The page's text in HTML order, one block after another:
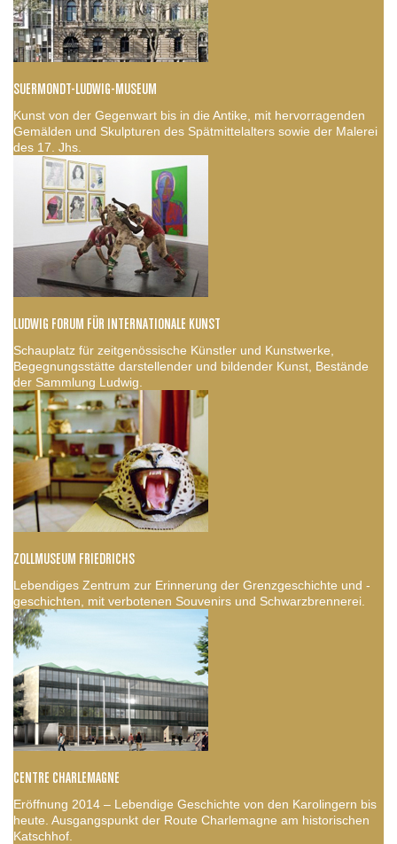
SUERMONDT-LUDWIG-MUSEUM
Kunst von der Gegenwart bis in die Antike, mit hervorragenden
Gemälden und Skulpturen des Spätmittelalters sowie der Malerei
des 17. Jhs.
LUDWIG FORUM FÜR INTERNATIONALE KUNST
Schauplatz für zeitgenössische Künstler und Kunstwerke,
Begegnungsstätte darstellender und bildender Kunst, Bestände
der Sammlung Ludwig.
ZOLLMUSEUM FRIEDRICHS
Lebendiges Zentrum zur Erinnerung der Grenzgeschichte und -
geschichten, mit verbotenen Souvenirs und Schwarzbrennerei.
CENTRE CHARLEMAGNE
Eröffnung 2014 – Lebendige Geschichte von den Karolingern bis
heute. Ausgangspunkt der Route Charlemagne am historischen
Katschhof.